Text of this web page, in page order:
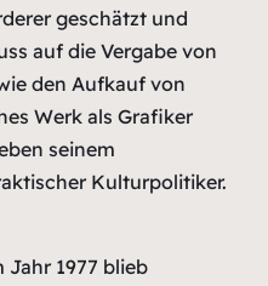
geschätzt und
auf die Vergabe von
den Aufkauf von
Werk als Grafiker
seinem
Kulturpolitiker.
Jahr 1977 blieb